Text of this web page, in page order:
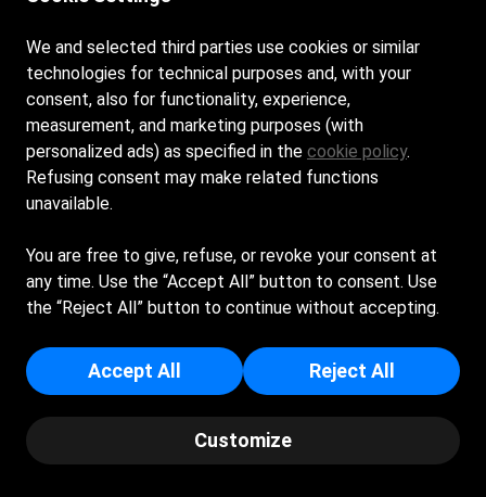
Orari di apertura:
Dal lunedì alla domenica dalle 8:00 alle 20:00
Contatti:
Largo Esperia, 75025 Policoro (MT)
© Copyright Bambulè Republic 2023 by Spiagge.it -Privacy Policy
EDAM S.A.S. DI PIER MARIA TARSIA & C. - Sede Legale: VIA
PIRRO - 75025 - POLICORO (MT) - Iscritta al registro delle
imprese di Matera - p.i/c.f: 01030070773 - Numero REA: MT -
67200
We and selected third parties use cookies or similar
technologies for technical purposes and, with your
consent, also for functionality, experience,
measurement, and marketing purposes (with
personalized ads) as specified in the cookie policy.
Refusing consent may make related functions
unavailable.
You are free to give, refuse, or revoke your consent at
any time. Use the “Accept All” button to consent. Use
the “Reject All” button to continue without accepting.
Accept All Reject All
Customize